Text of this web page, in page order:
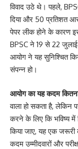
विवाद उठे थे। पहले,
दिया और 50 प्रतिशत
पेपर लीक होने के कारण इस
BPSC ने 19 से 22 जुलाई
आयोग ने यह सुनिश्चित
संपन्न हो।
आयोग का यह कदम
वाला हो सकता है, लेकिन
करने के लिए कि भविष्य में
किया जाए, यह एक
कदम उम्मीदवारों और